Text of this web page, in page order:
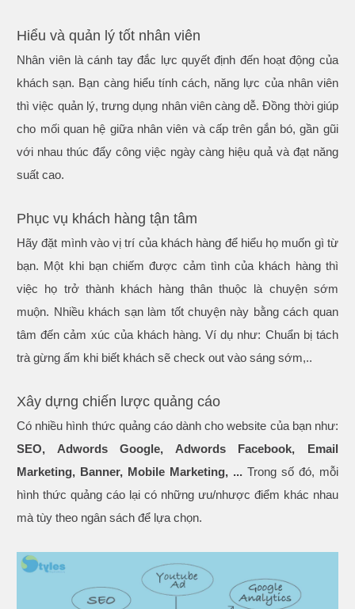
Hiểu và quản lý tốt nhân viên
Nhân viên là cánh tay đắc lực quyết định đến hoạt động của
khách sạn. Bạn càng hiểu tính cách, năng lực của nhân viên
thì việc quản lý, trưng dụng nhân viên càng dễ. Đồng thời giúp
cho mối quan hệ giữa nhân viên và cấp trên gắn bó, gần gũi
với nhau thúc đẩy công việc ngày càng hiệu quả và đạt năng
suất cao.
Phục vụ khách hàng tận tâm
Hãy đặt mình vào vị trí của khách hàng để hiểu họ muốn gì từ
bạn. Một khi bạn chiếm được cảm tình của khách hàng thì
việc họ trở thành khách hàng thân thuộc là chuyện sớm
muộn. Nhiều khách sạn làm tốt chuyện này bằng cách quan
tâm đến cảm xúc của khách hàng. Ví dụ như: Chuẩn bị tách
trà gừng ấm khi biết khách sẽ check out vào sáng sớm,..
Xây dựng chiến lược quảng cáo
Có nhiều hình thức quảng cáo dành cho website của bạn như:
SEO, Adwords Google, Adwords Facebook, Email
Marketing, Banner, Mobile Marketing, ... Trong số đó, mỗi
hình thức quảng cáo lại có những ưu/nhược điểm khác nhau
mà tùy theo ngân sách để lựa chọn.